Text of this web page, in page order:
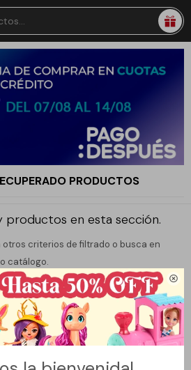

PRODUCTOS
productos en esta sección.
criterios de filtrado o busca en
catálogo.